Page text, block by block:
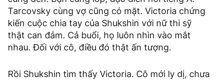
Tarcovsky cùng vợ cũng có mặt. Victoria chứng
kiến cuộc chia tay của Shukshin với nữ thi sỹ
thật can đảm. Cả buổi, họ luôn nhìn vào mắt
nhau. Đối với cô, điều đó thật ấn tượng.
Rồi Shukshin tìm thấy Victoria. Cô mới ly dị, chưa